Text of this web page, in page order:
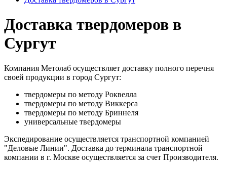
Доставка твердомеров в
Сургут
Компания Метолаб осуществляет доставку полного перечня
своей продукции в город Сургут:
твердомеры по методу Роквелла
твердомеры по методу Виккерса
твердомеры по методу Бриннеля
универсальные твердомеры
Экспедирование осуществляется транспортной компанией
"Деловые Линии". Доставка до терминала транспортной
компании в г. Москве осуществляется за счет Производителя.